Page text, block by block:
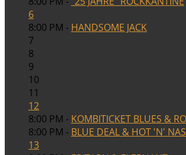
6
8:00 PM - HANDSOME JACK
7
8
9
10
11
12
8:00 PM - KOMBITICKET BLUES &
8:00 PM - BLUE DEAL & HOT 'N'
13